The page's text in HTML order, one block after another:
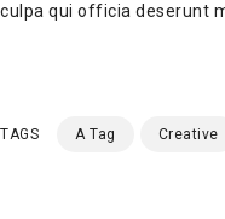
culpa qui officia deserunt
TAGS A Tag Creative